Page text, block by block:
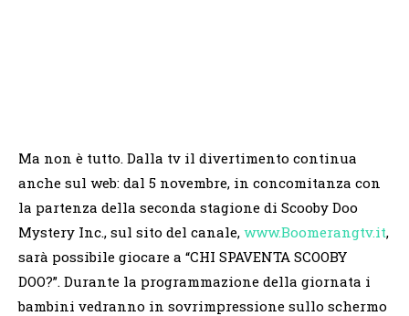
Ma non è tutto. Dalla tv il divertimento continua
anche sul web: dal 5 novembre, in concomitanza con
la partenza della seconda stagione di Scooby Doo
Mystery Inc., sul sito del canale, www.Boomerangtv.it,
sarà possibile giocare a “CHI SPAVENTA SCOOBY
DOO?”. Durante la programmazione della giornata i
bambini vedranno in sovrimpressione sullo schermo